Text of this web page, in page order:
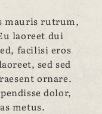
mauris rutrum,
laoreet dui
facilisi eros
sed sed
ornare.
dolor,
metus.